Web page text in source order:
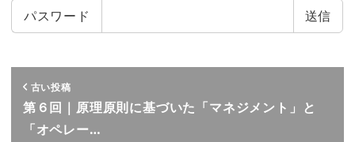
パスワード
古い投稿
第６回｜原理原則に基づいた「マネジメント」と
「オペレー…